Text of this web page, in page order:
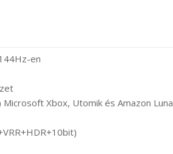
en
Xbox, Utomik és Amazon Luna